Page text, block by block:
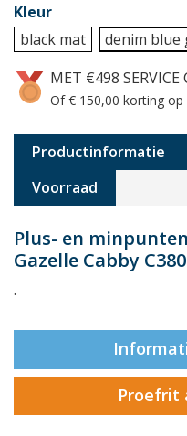
Kleur
black mat
denim blue
MET €498 SERVICE
Of € 150,00 korting op
Productinformatie
Voorraad
Plus- en
Gazelle Cabby
.
Proefrit